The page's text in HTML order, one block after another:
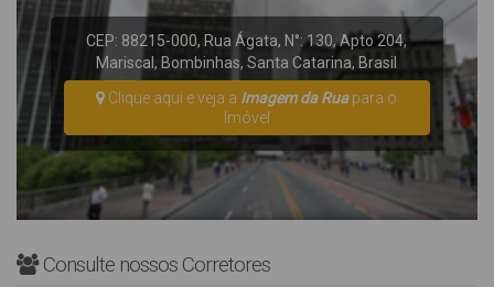
passeio, se vcpossui um veículo tioi utilitários, SUV ou
Camionetas consulte com nossa equipe para evitar inconvenietes
em sua chegada.
CEP: 88215-000, Rua Ágata, N°:130,Apto 204,
Mariscal, Bombinhas,Santa Catarina, Brasil
Clique aqui e veja a Imagem da Ruapara o
Imóvel
Consulte nossos Corretores